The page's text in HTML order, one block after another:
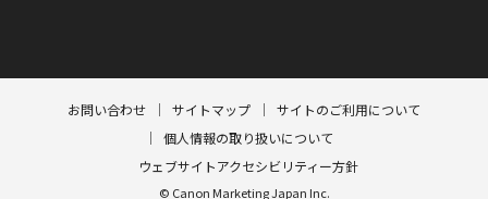
お問い合わせ サイトマップ
サイトのご利用について
個人情報の取り扱いについて
ウェブサイトアクセシビリティー方針
© Canon Marketing Japan Inc.